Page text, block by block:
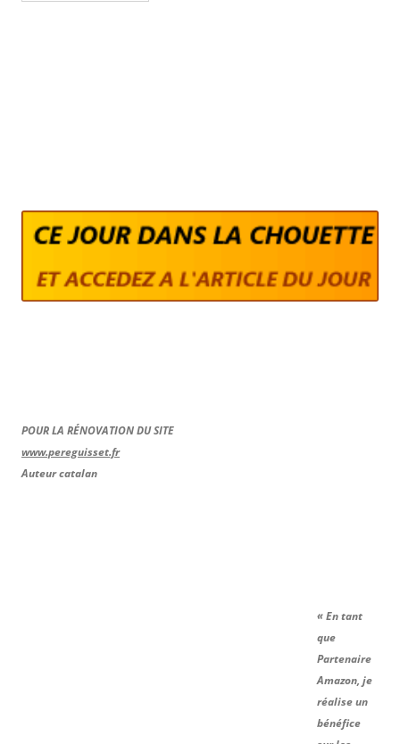
POUR LA RÉNOVATION DU SITE
www.pereguisset.fr
Auteur catalan
« En tant
que
Partenaire
Amazon, je
réalise un
bénéfice